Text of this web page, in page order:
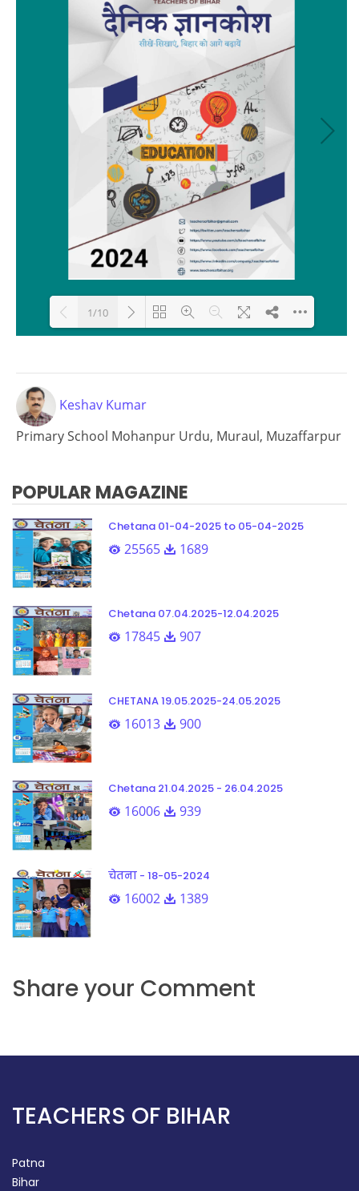
1/10
Keshav Kumar
Primary School Mohanpur Urdu, Muraul, Muzaffarpur
POPULAR MAGAZINE
Chetana 01-04-2025 to 05-04-2025
25565 1689
Chetana 07.04.2025-12.04.2025
17845 907
CHETANA 19.05.2025-24.05.2025
16013 900
Chetana 21.04.2025 - 26.04.2025
16006 939
चेतना - 18-05-2024
16002 1389
Share your Comment
TEACHERS OF BIHAR
Patna
Bihar